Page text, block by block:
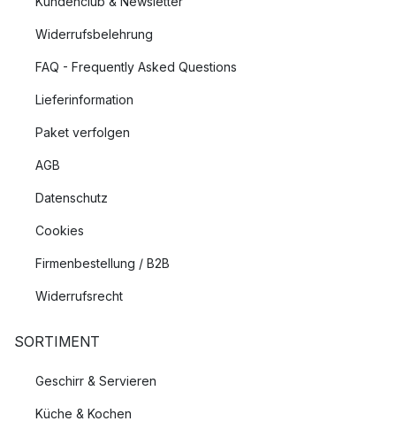
Widerrufsbelehrung
FAQ - Frequently Asked Questions
Lieferinformation
Paket verfolgen
AGB
Datenschutz
Cookies
Firmenbestellung / B2B
Widerrufsrecht
SORTIMENT
Geschirr & Servieren
Küche & Kochen